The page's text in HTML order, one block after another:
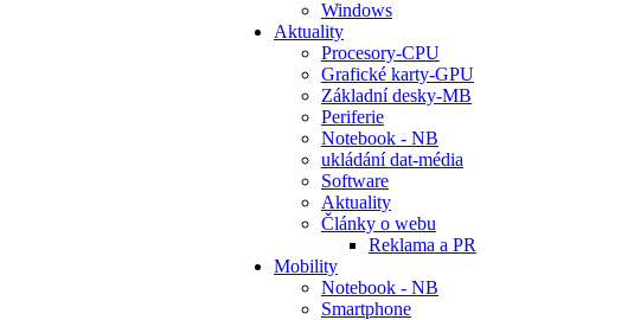
Windows
Aktuality
Procesory-CPU
Grafické karty-GPU
Základní desky-MB
Periferie
Notebook - NB
ukládání dat-média
Software
Aktuality
Články o webu
Reklama a PR
Mobility
Notebook - NB
Smartphone